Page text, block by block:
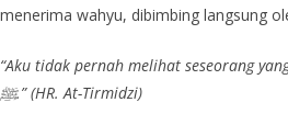
“Aku tidak pernah melihat seseorang
ﷺ.” (HR. At-Tirmidzi)